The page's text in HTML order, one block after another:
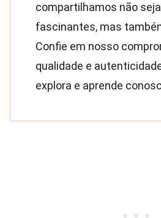
compartilhamos não
fascinantes, mas
Confie em nosso
qualidade e
explora e aprende